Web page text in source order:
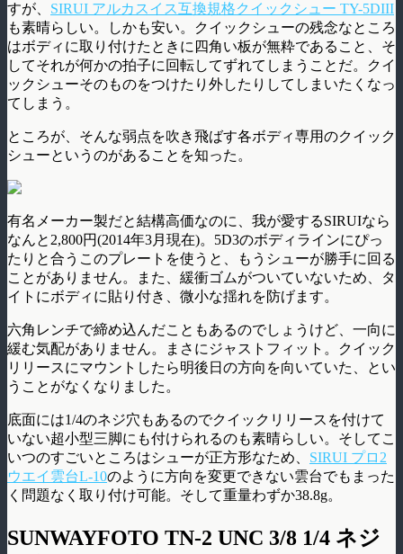
すが、 SIRUI アルカスイス互換規格クイックシュー TY-5DIII
も素晴らしい。しかも安い。クイックシューの残念なところ
はボディに取り付けたときに四角い板が無粋であること、そ
してそれが何かの拍子に回転してずれてしまうことだ。クイ
ックシューそのものをつけたり外したりしてしまいたくなっ
てしまう。
ところが、そんな弱点を吹き飛ばす各ボディ専用のクイック
シューというのがあることを知った。
有名メーカー製だと結構高価なのに、我が愛するSIRUIなら
なんと2,800円(2014年3月現在)。5D3のボディラインにぴっ
たりと合うこのプレートを使うと、もうシューが勝手に回る
ことがありません。また、緩衝ゴムがついていないため、タ
イトにボディに貼り付き、微小な揺れを防げます。
六角レンチで締め込んだこともあるのでしょうけど、一向に
緩む気配がありません。まさにジャストフィット。クイック
リリースにマウントしたら明後日の方向を向いていた、とい
うことがなくなりました。
底面には1/4のネジ穴もあるのでクイックリリースを付けて
いない超小型三脚にも付けられるのも素晴らしい。そしてこ
いつのすごいところはシューが正方形なため、 SIRUI プロ2
ウエイ雲台L-10のように方向を変更できない雲台でもまった
く問題なく取り付け可能。そして重量わずか38.8g。
SUNWAYFOTO TN-2 UNC 3/8 1/4 ネジ